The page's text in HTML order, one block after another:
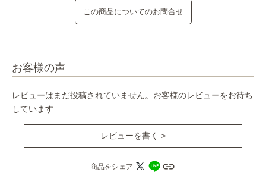
この商品についてのお問合せ
お客様の声
レビューはまだ投稿されていません。お客様のレビューをお待ち
しています
レビューを書く >
商品をシェア